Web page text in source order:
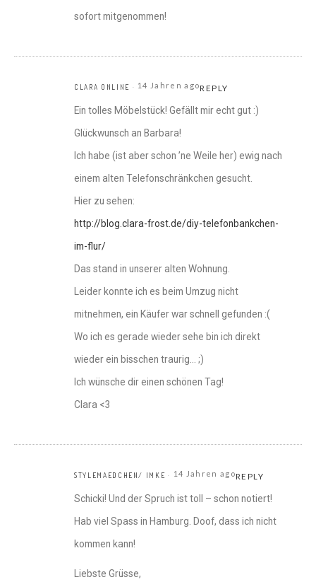
sofort mitgenommen!
CLARA ONLINE 14 Jahren agoREPLY
Ein tolles Möbelstück! Gefällt mir echt gut :)
Glückwunsch an Barbara!
Ich habe (ist aber schon ’ne Weile her) ewig nach
einem alten Telefonschränkchen gesucht.
Hier zu sehen:
http://blog.clara-frost.de/diy-telefonbankchen-
im-flur/
Das stand in unserer alten Wohnung.
Leider konnte ich es beim Umzug nicht
mitnehmen, ein Käufer war schnell gefunden :(
Wo ich es gerade wieder sehe bin ich direkt
wieder ein bisschen traurig… ;)
Ich wünsche dir einen schönen Tag!
Clara <3
STYLEMAEDCHEN/ IMKE 14 Jahren agoREPLY
Schicki! Und der Spruch ist toll – schon notiert!
Hab viel Spass in Hamburg. Doof, dass ich nicht
kommen kann!
Liebste Grüsse,